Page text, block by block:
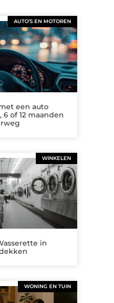
AUTO’S EN MOTOREN
een auto
of 12 maanden
WINKELEN
in
WONING EN TUIN